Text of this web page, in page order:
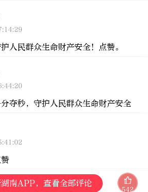
人民群众生命财产安全！点赞。
夺秒，守护人民群众生命财产安全
南APP，查看全部评论
542